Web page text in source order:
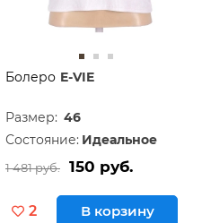
Болеро E-VIE
Размер: 46
Состояние: Идеальное
1 481 руб. 150 руб.
2 В корзину